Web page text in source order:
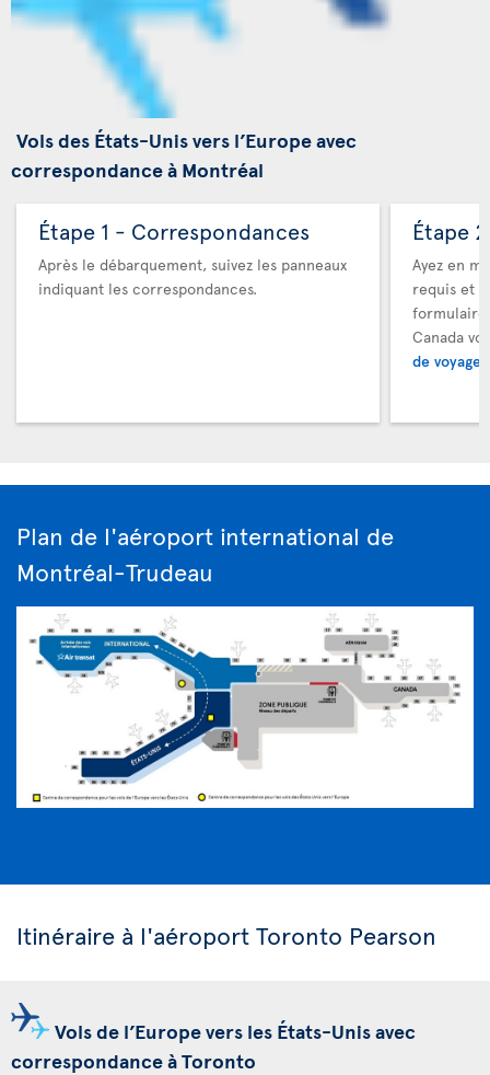
Vols des États-Unis vers l’Europe avec
correspondance à Montréal
Étape 1 - Correspondances
Après le débarquement, suivez les panneaux
indiquant les correspondances.
Étape
Ayez en
requis et
Canada
de
Plan de l'aéroport international de
Montréal-Trudeau
Itinéraire à l'aéroport Toronto Pearson
Vols de l’Europe vers les États-Unis avec
correspondance à Toronto